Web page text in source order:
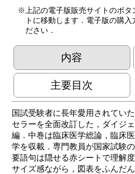
上記の電子版販売サイトのボ
トに移動します．電子版の購
ださい．
内容
主要目次
国試受験者に長年愛用されてい
セラーを全面改訂した，ダイジ
編．中巻は臨床医学総論，臨床
学を収載．専門教員が国家試験
要語句は隠せる赤シートで理解
サイズ感ながら，図表をふんだ